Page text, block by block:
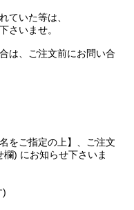
ていた等は、
さいませ。
は、ご注文前にお問い合
をご指定の上】、ご注文
) にお知らせ下さいま
)